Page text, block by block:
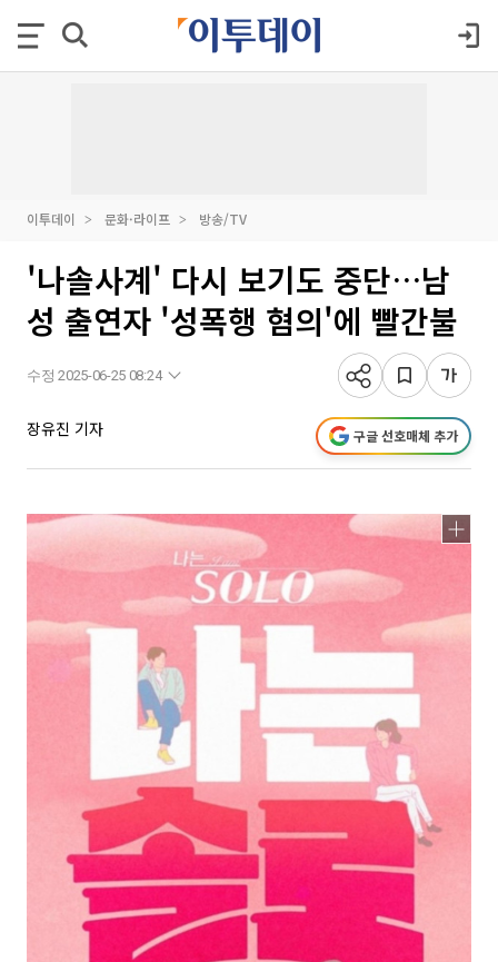
이투데이 문화·라이프 방송/TV
'나솔사계' 다시 보기도 중단…남
성 출연자 '성폭행 혐의'에 빨간불
수정 2025-06-25 08:24
장유진 기자 구글 선호매체 추가